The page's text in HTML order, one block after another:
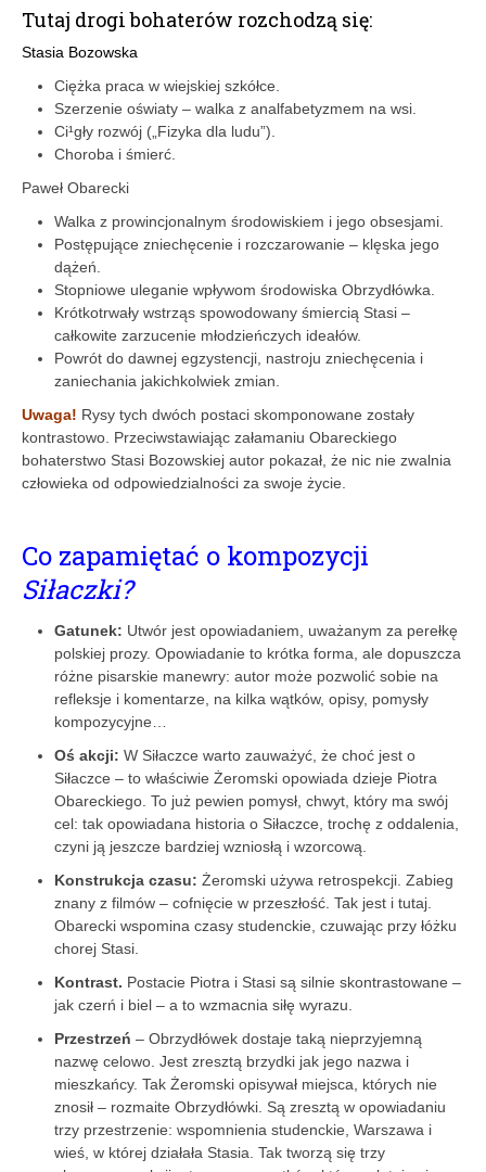
Tutaj drogi bohaterów rozchodzą się:
Stasia Bozowska
Ciężka praca w wiejskiej szkółce.
Szerzenie oświaty – walka z analfabetyzmem na wsi.
Ci¹gły rozwój („Fizyka dla ludu”).
Choroba i śmierć.
Paweł Obarecki
Walka z prowincjonalnym środowiskiem i jego obsesjami.
Postępujące zniechęcenie i rozczarowanie – klęska jego
dążeń.
Stopniowe uleganie wpływom środowiska Obrzydłówka.
Krótkotrwały wstrząs spowodowany śmiercią Stasi –
całkowite zarzucenie młodzieńczych ideałów.
Powrót do dawnej egzystencji, nastroju zniechęcenia i
zaniechania jakichkolwiek zmian.
Uwaga! Rysy tych dwóch postaci skomponowane zostały
kontrastowo. Przeciwstawiając załamaniu Obareckiego
bohaterstwo Stasi Bozowskiej autor pokazał, że nic nie zwalnia
człowieka od odpowiedzialności za swoje życie.
Co zapamiętać o kompozycji
Siłaczki?
Gatunek: Utwór jest opowiadaniem, uważanym za perełkę
polskiej prozy. Opowiadanie to krótka forma, ale dopuszcza
różne pisarskie manewry: autor może pozwolić sobie na
refleksje i komentarze, na kilka wątków, opisy, pomysły
kompozycyjne…
Oś akcji: W Siłaczce warto zauważyć, że choć jest o
Siłaczce – to właściwie Żeromski opowiada dzieje Piotra
Obareckiego. To już pewien pomysł, chwyt, który ma swój
cel: tak opowiadana historia o Siłaczce, trochę z oddalenia,
czyni ją jeszcze bardziej wzniosłą i wzorcową.
Konstrukcja czasu: Żeromski używa retrospekcji. Zabieg
znany z filmów – cofnięcie w przeszłość. Tak jest i tutaj.
Obarecki wspomina czasy studenckie, czuwając przy łóżku
chorej Stasi.
Kontrast. Postacie Piotra i Stasi są silnie skontrastowane –
jak czerń i biel – a to wzmacnia siłę wyrazu.
Przestrzeń – Obrzydłówek dostaje taką nieprzyjemną
nazwę celowo. Jest zresztą brzydki jak jego nazwa i
mieszkańcy. Tak Żeromski opisywał miejsca, których nie
znosił – rozmaite Obrzydłówki. Są zresztą w opowiadaniu
trzy przestrzenie: wspomnienia studenckie, Warszawa i
wieś, w której działała Stasia. Tak tworzą się trzy